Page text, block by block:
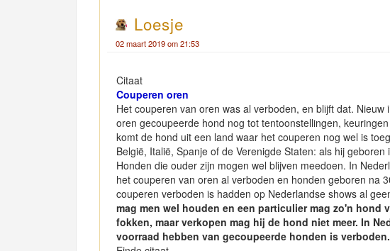
Loesje
02 maart 2019 om 21:53
Citaat
Couperen oren
Het couperen van oren was al verboden, en blijft dat.
oren gecoupeerde hond nog tot tentoonstellingen,
komt de hond uit een land waar het couperen nog wel is
België, Italië, Spanje of de Verenigde Staten: als hij
Honden die ouder zijn mogen wel blijven meedoen. In
het couperen van oren al verboden en honden geboren na
couperen verboden is hadden op Nederlandse shows al
mag men wel houden en een particulier mag zo'n hond
fokken, maar verkopen mag hij de hond niet meer. In
voorraad hebben van gecoupeerde honden is verboden.